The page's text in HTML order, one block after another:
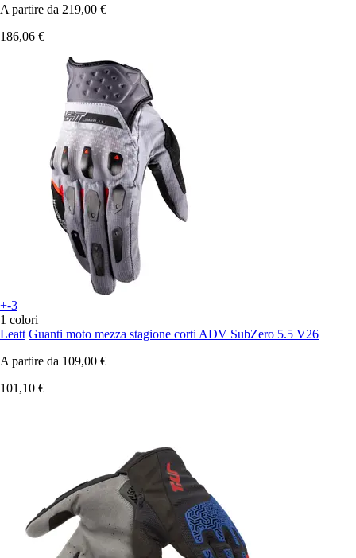
A partire da 219,00 €
186,06 €
+-3
1 colori
Leatt Guanti moto mezza stagione corti ADV SubZero 5.5 V26
A partire da 109,00 €
101,10 €